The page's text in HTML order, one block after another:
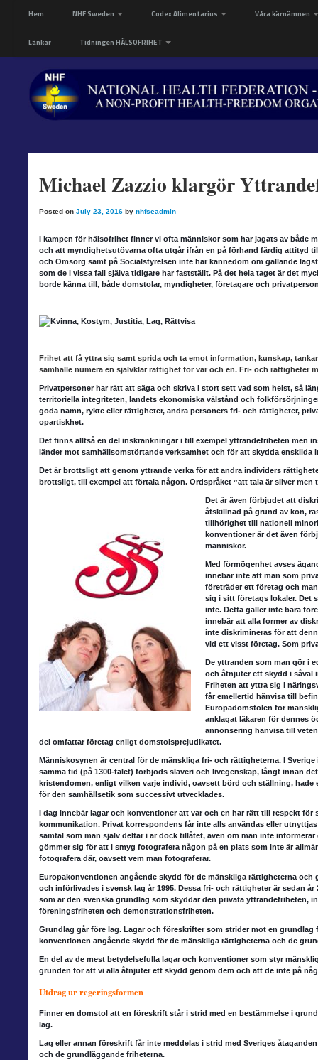
Hem NHF Sweden Codex Alimentarius Våra kärnämnen
Länkar Tidningen HÄLSOFRIHET
Michael Zazzio klargör
Posted on July 23, 2016 by nhfseadmin
I kampen för hälsofrihet finner vi ofta människor som har jagats av både
och att myndighetsutövarna ofta utgår ifrån en på förhand färdig attityd
och Omsorg samt på Socialstyrelsen inte har kännedom om gällande
som de i vissa fall själva tidigare har fastställt. På det hela taget är det
borde känna till, både domstolar, myndigheter, företagare och
Frihet att få yttra sig samt sprida och ta emot information, kunskap,
samhälle numera en självklar rättighet för var och en. Fri- och rättigheter
Privatpersoner har rätt att säga och skriva i stort sett vad som helst, så
territoriella integriteten, landets ekonomiska välstånd och
goda namn, rykte eller rättigheter, andra personers fri- och rättigheter,
opartiskhet.
Det finns alltså en del inskränkningar i till exempel yttrandefriheten men
länder mot samhällsomstörtande verksamhet och för att skydda enskilda
Det är brottsligt att genom yttrande verka för att andra individers
brottsligt, till exempel att förtala någon. Ordspråket ˮatt tala är silver men
Det är även förbjudet att
åtskillnad på grund av kön,
tillhörighet till nationell
konventioner är det även
människor.
Med förmögenhet avses
innebär inte att man som
företräder ett företag och
sig i sitt företags lokaler. Det
inte. Detta gäller inte bara
innebär att alla former av
inte diskrimineras för att
vid ett visst företag. Som
De yttranden som man gör i
och åtnjuter ett skydd i såväl
Friheten att yttra sig i
får emellertid hänvisa till
Europadomstolen för
anklagat läkaren för dennes
annonsering hänvisa till
del omfattar företag enligt domstolsprejudikatet.
Människosynen är central för de mänskliga fri- och rättigheterna. I
samma tid (på 1300-talet) förbjöds slaveri och livegenskap, långt innan
kristendomen, enligt vilken varje individ, oavsett börd och ställning,
för den samhällsetik som successivt utvecklades.
I dag innebär lagar och konventioner att var och en har rätt till respekt
kommunikation. Privat korrespondens får inte alls användas eller
samtal som man själv deltar i är dock tillåtet, även om man inte
gömmer sig för att i smyg fotografera någon på en plats som inte är
fotografera där, oavsett vem man fotograferar.
Europakonventionen angående skydd för de mänskliga rättigheterna och
och införlivades i svensk lag år 1995. Dessa fri- och rättigheter är sedan
som är den svenska grundlag som skyddar den privata yttrandefriheten,
föreningsfriheten och demonstrationsfriheten.
Grundlag går före lag. Lagar och föreskrifter som strider mot en
konventionen angående skydd för de mänskliga rättigheterna och de
En del av de mest betydelsefulla lagar och konventioner som styr
grunden för att vi alla åtnjuter ett skydd genom dem och att de inte på
Utdrag ur regeringsformen
Finner en domstol att en föreskrift står i strid med en bestämmelse i
lag.
Lag eller annan föreskrift får inte meddelas i strid med Sveriges
och de grundläggande friheterna.